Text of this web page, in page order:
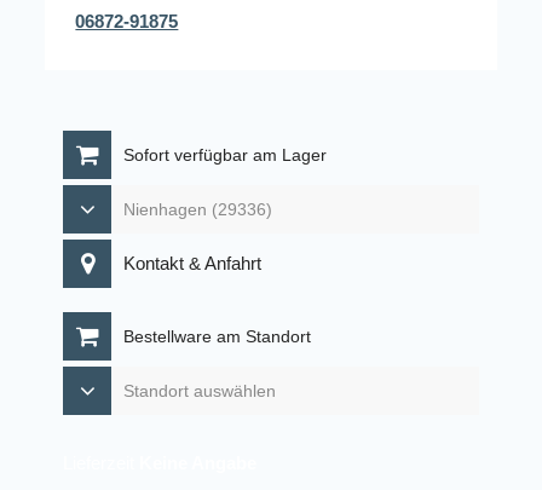
06872-91875
Sofort verfügbar am Lager
Kontakt & Anfahrt
Bestellware am Standort